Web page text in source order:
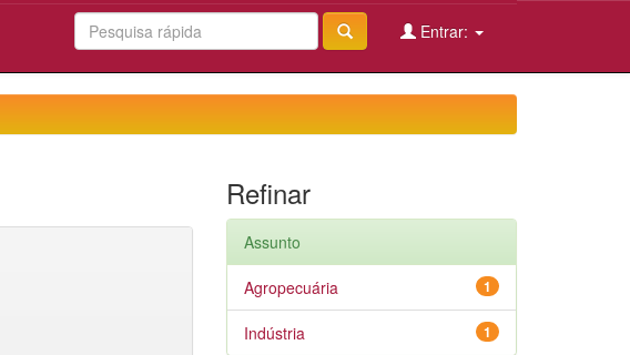
Entrar:
Refinar
Assunto
1
Agropecuária
1
Indústria